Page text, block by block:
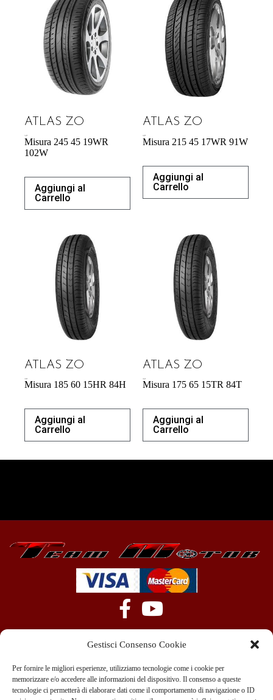
Gestisci Consenso Cookie
Per fornire le migliori esperienze, utilizziamo tecnologie come i cookie per
memorizzare e/o accedere alle informazioni del dispositivo. Il consenso a queste
tecnologie ci permetterà di elaborare dati come il comportamento di navigazione o ID
ATLAS ZO
Misura 245 45 19WR
102W
Aggiungi al
Carrello
ATLAS ZO
Misura 215 45 17WR 91W
Aggiungi al
Carrello
ATLAS ZO
Misura 185 60 15HR 84H
Aggiungi al
Carrello
ATLAS ZO
Misura 175 65 15TR 84T
Aggiungi al
Carrello